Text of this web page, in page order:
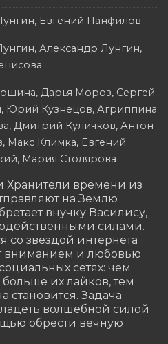
Евгений Панфилов
Александр Лунгин,
Дарья Мороз, Сергей
Юрий Кузнецов, Агриппина
Дмитрий Куличков, Антон
Макс Климка, Евгений
Мария Столярова
Хранители времени из
на Землю
внучку Василису,
силами.
со звездой интернета
вниманием и любовью
сетях: чем
их лайков, тем
становится. Задача
волшебной силой
обрести вечную